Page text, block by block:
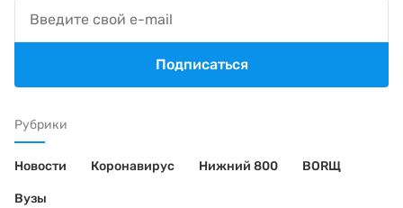
Рубрики
Новости Коронавирус Нижний 800 BORЩ
Вузы
Подписаться